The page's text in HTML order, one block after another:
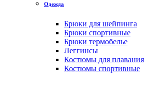
Одежда
Брюки для шейпинга
Брюки спортивные
Брюки термобелье
Леггинсы
Костюмы для плавания
Костюмы спортивные